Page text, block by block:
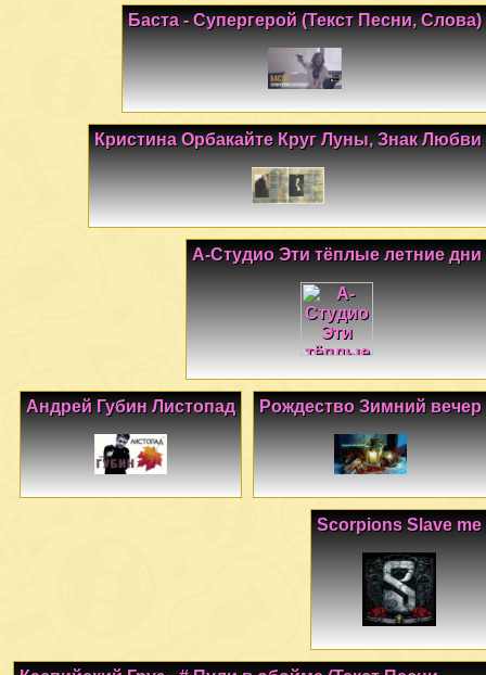
Баста - Супергерой (Текст Песни, Слова)
Кристина Орбакайте Круг Луны, Знак Любви
А-Студио Эти тёплые летние дни
Рождество Зимний вечер
Андрей Губин Листопад
Scorpions Slave me